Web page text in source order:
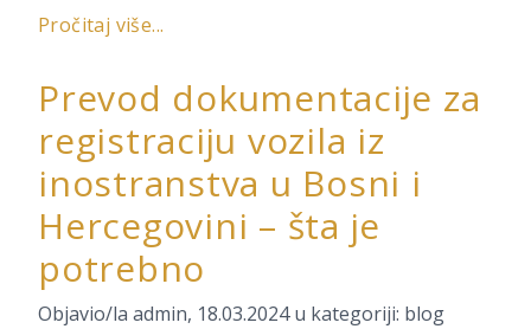
Pročitaj više...
Prevod dokumentacije za
registraciju vozila iz
inostranstva u Bosni i
Hercegovini – šta je
potrebno
Objavio/la admin, 18.03.2024u kategoriji: blog